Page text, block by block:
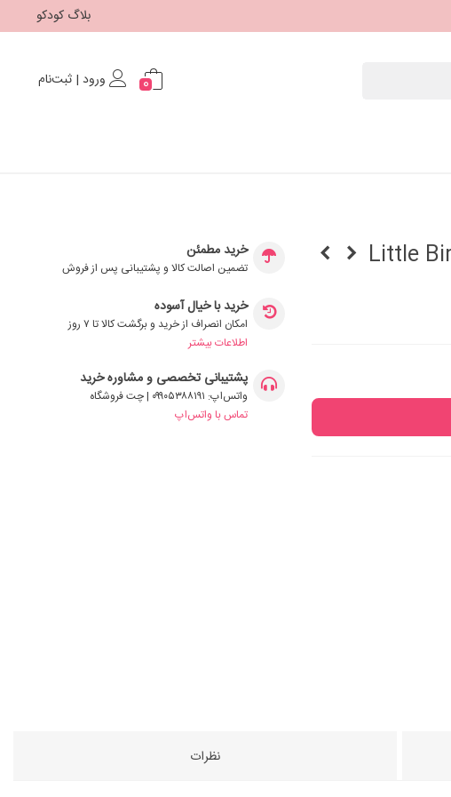
بلاگ کودکو
0 ورود | ثبت‌نام
خرید مطمئن
تضمین اصالت کالا و پشتیبانی پس از فروش
خرید با خیال آسوده
امکان انصراف از خرید و برگشت کالا تا ۷ روز
اطلاعات بیشتر
پشتیبانی تخصصی و مشاوره خرید
واتس‌اپ: ۰۹۹۰۵۳۸۸۱۹۱ | چت فروشگاه
تماس با واتس‌اپ
نظرات